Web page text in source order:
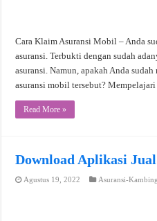
Cara Klaim Asuransi Mobil – Anda
asuransi. Terbukti dengan sudah
asuransi. Namun, apakah Anda
asuransi mobil tersebut?
Read More »
Download Aplikasi
Agustus 19, 2022 Asuransi-